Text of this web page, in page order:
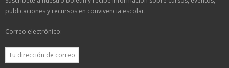
publicaciones y recursos en convivencia escolar.
Correo electrónico: